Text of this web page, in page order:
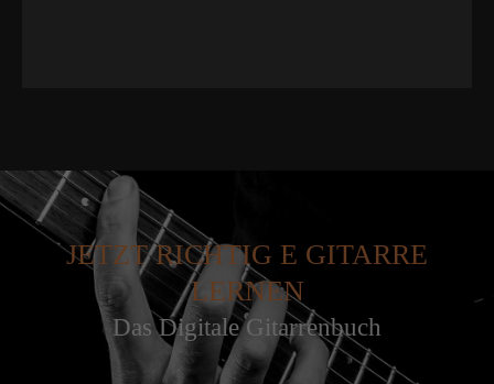
JETZT RICHTIG E GITARRE
LERNEN
Das Digitale Gitarrenbuch